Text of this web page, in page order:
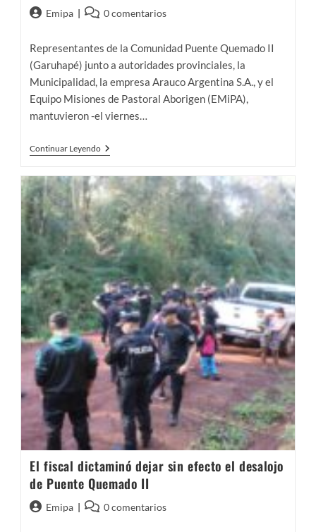
Autor
la
entrada:
Emipa
Comentarios
la
0 comentarios
Representantes de la Comunidad Puente Quemado II
(Garuhapé) junto a autoridades provinciales, la
Municipalidad, la empresa Arauco Argentina S.A., y el
Equipo Misiones de Pastoral Aborigen (EMiPA),
mantuvieron -el viernes…
Continuar LeyendoPuente
Quemado
Hubo
Acuerdos,
Pero
No
Una
Consulta
Previa
El fiscal dictaminó dejar sin efecto el desalojo
de Puente Quemado II
AutorEmipa
Comentarios
0 comentarios